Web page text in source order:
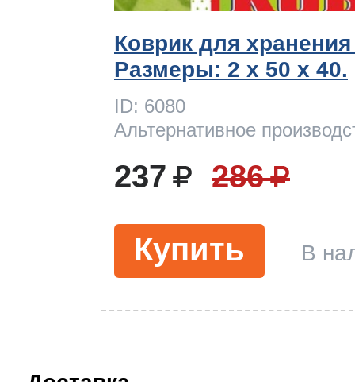
Коврик для
Размеры: 2 x 50 х 40.
ID: 6080
Альтернативное
237 286
Купить В